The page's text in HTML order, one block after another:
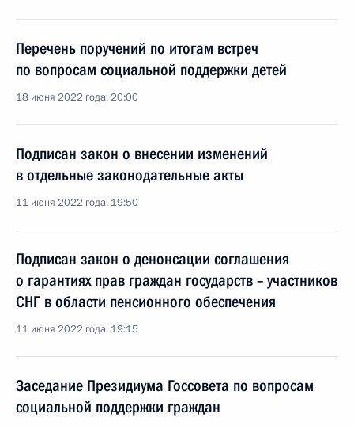
Перечень поручений по итогам встреч
по вопросам социальной поддержки детей
18 июня 2022 года, 20:00
Подписан закон о внесении изменений
в отдельные законодательные акты
11 июня 2022 года, 19:50
Подписан закон о денонсации соглашения
о гарантиях прав граждан государств – участников
СНГ в области пенсионного обеспечения
11 июня 2022 года, 19:15
Заседание Президиума Госсовета по вопросам
социальной поддержки граждан